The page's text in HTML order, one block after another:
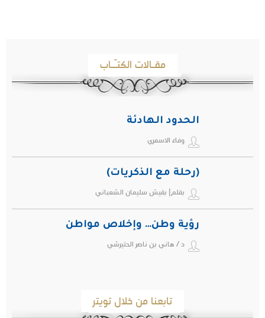
مقـالات الكتـّـاب
الحدود الهادئة
وفاء الاسمري
(رحلة مع الذكريات)
بقلم| بقيش سليمان الشعباني
رؤية وطن… وإخلاص مواطن
د / هاني بن ناصر الحتيرشي
تابعنا من خلال تويتر